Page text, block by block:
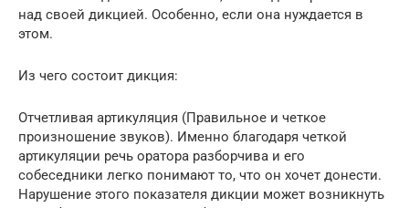
над своей дикцией. Особенно, если она нуждается в
этом.
Из чего состоит дикция:
Отчетливая артикуляция (Правильное и четкое
произношение звуков). Именно благодаря четкой
артикуляции речь оратора разборчива и его
собеседники легко понимают то, что он хочет донести.
Нарушение этого показателя дикции может возникнуть